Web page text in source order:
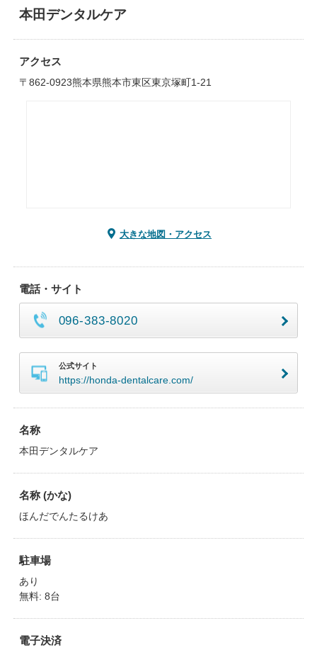
本田デンタルケア
アクセス
〒862-0923熊本県熊本市東区東京塚町1-21
大きな地図・アクセス
電話・サイト
096-383-8020
公式サイト
https://honda-dentalcare.com/
名称
本田デンタルケア
名称 (かな)
ほんだでんたるけあ
駐車場
あり
無料: 8台
電子決済